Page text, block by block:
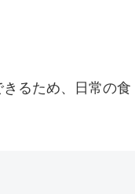
るため、日常の食